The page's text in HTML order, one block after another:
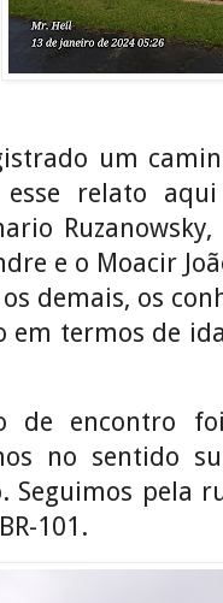
um
relato
e o Moacir
demais, os
em termos de
de encontro
no sentido
Seguimos pela
101.